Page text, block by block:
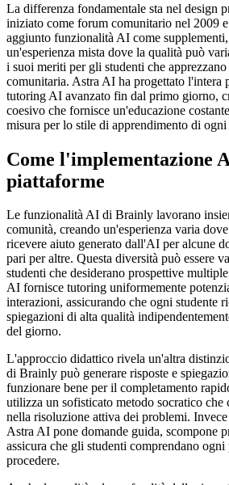
La differenza fondamentale sta nel design
iniziato come forum comunitario nel 2009 e
aggiunto funzionalità AI come
un'esperienza mista dove la qualità può
i suoi meriti per gli studenti che
comunitaria. Astra AI ha progettato l'intera
tutoring AI avanzato fin dal primo giorno,
coesivo che fornisce un'educazione
misura per lo stile di apprendimento di ogni
Come l'implementazione
piattaforme
Le funzionalità AI di Brainly lavorano
comunità, creando un'esperienza varia
ricevere aiuto generato dall'AI per alcune
pari per altre. Questa diversità può essere
studenti che desiderano prospettive
AI fornisce tutoring uniformemente
interazioni, assicurando che ogni studente
spiegazioni di alta qualità
del giorno.
L'approccio didattico rivela un'altra
di Brainly può generare risposte e
funzionare bene per il completamento
utilizza un sofisticato metodo socratico
nella risoluzione attiva dei problemi.
Astra AI pone domande guida, scompone
assicura che gli studenti comprendano
procedere.